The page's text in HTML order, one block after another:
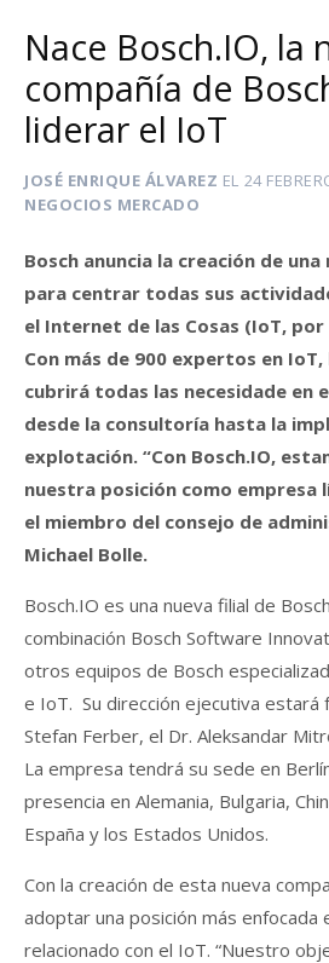
Nace Bosch.IO, la
compañía de
liderar el IoT
JOSÉ ENRIQUE ÁLVAREZ EL 24
NEGOCIOS MERCADO
Bosch anuncia la creación de
para centrar todas sus
el Internet de las Cosas (IoT, por
Con más de 900 expertos en
cubrirá todas las necesidade en
desde la consultoría hasta la
explotación. “Con Bosch.IO,
nuestra posición como empresa
el miembro del consejo de
Michael Bolle.
Bosch.IO es una nueva filial de
combinación Bosch Software
otros equipos de Bosch
e IoT. Su dirección ejecutiva estará
Stefan Ferber, el Dr. Aleksandar
La empresa tendrá su sede en
presencia en Alemania, Bulgaria,
España y los Estados Unidos.
Con la creación de esta nueva
adoptar una posición más enfocada
relacionado con el IoT. “Nuestro